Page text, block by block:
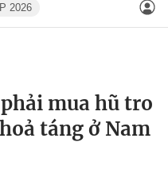
2026
mua hũ tro
táng ở Nam